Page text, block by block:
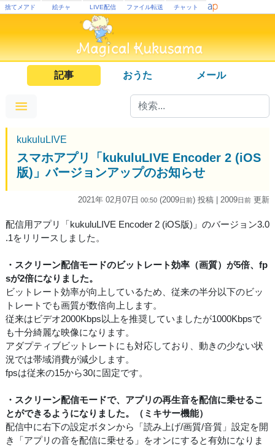
捨てメアド 絵チャ LIVE配信 ファイル転送 チャット
記事 おうた メール
kukuluLIVE
スマホアプリ「kukuluLIVE Encoder 2 (iOS
版)」バージョンアップのお知らせ
2021年 02月07日 00:50 (2009日前) 投稿 | 2009日前 更新
配信用アプリ「kukuluLIVE Encoder 2 (iOS版)」のバージョン3.0
.1をリリースしました。
・スクリーン配信モードのビットレート効率（画質）が5倍、fp
sが2倍になりました。
ビットレート効率が向上しているため、従来の半分以下のビッ
トレートでも画質が数倍向上します。
従来はビデオ2000Kbps以上を推奨していましたが1000Kbpsで
も十分綺麗な映像になります。
アダプティブビットレートにも対応しており、動きの少ない状
況では帯域消費が減少します。
fpsは従来の15から30に固定です。
・スクリーン配信モードで、アプリの再生音を配信に乗せるこ
とができるようになりました。（ミキサー機能）
配信中に右下の設定ボタンから「読み上げ/画質/音質」設定を開
き「アプリの音を配信に乗せる」をオンにすると有効になりま